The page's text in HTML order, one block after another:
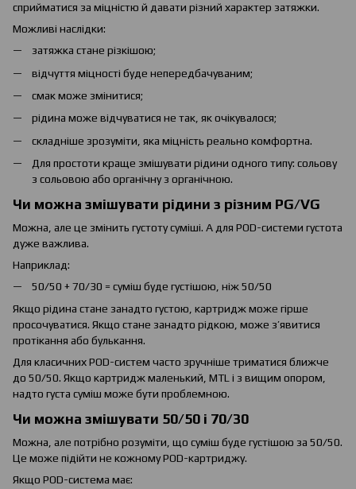
сприйматися за міцністю й давати різний характер затяжки.
Можливі наслідки:
затяжка стане різкішою;
відчуття міцності буде непередбачуваним;
смак може змінитися;
рідина може відчуватися не так, як очікувалося;
складніше зрозуміти, яка міцність реально комфортна.
Для простоти краще змішувати рідини одного типу: сольову
з сольовою або органічну з органічною.
Чи можна змішувати рідини з різним PG/VG
Можна, але це змінить густоту суміші. А для POD-системи густота
дуже важлива.
Наприклад:
50/50 + 70/30 = суміш буде густішою, ніж 50/50
Якщо рідина стане занадто густою, картридж може гірше
просочуватися. Якщо стане занадто рідкою, може з’явитися
протікання або булькання.
Для класичних POD-систем часто зручніше триматися ближче
до 50/50. Якщо картридж маленький, MTL і з вищим опором,
надто густа суміш може бути проблемною.
Чи можна змішувати 50/50 і 70/30
Можна, але потрібно розуміти, що суміш буде густішою за 50/50.
Це може підійти не кожному POD-картриджу.
Якщо POD-система має: